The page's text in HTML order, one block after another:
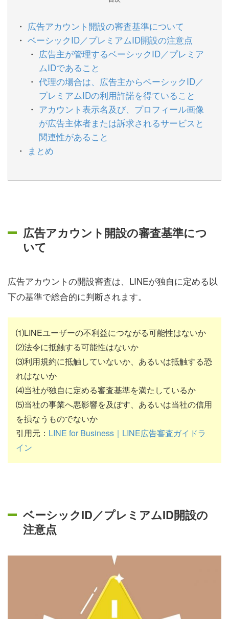
広告アカウント開設の審査基準について
ベーシックID／プレミアムID開設の注意点
広告主が管理するベーシックID／プレミア
ムIDであること
代理の場合は、広告主からベーシックID／
プレミアムIDの利用許諾を得ていること
アカウント表示名及び、プロフィール画像
が広告主体者または訴求されるサービスと
関連性があること
まとめ
広告アカウント開設の審査基準につ
いて
広告アカウントの開設審査は、LINEが独自に定める以
下の基準で総合的に判断されます。
⑴LINEユーザーの不利益につながる可能性はないか
⑵法令に抵触する可能性はないか
⑶利用規約に抵触していないか、あるいは抵触する恐
れはないか
⑷当社が独自に定める審査基準を満たしているか
⑸当社の事業へ悪影響を及ぼす、あるいは当社の信用
を損なうものでないか
引用元： LINE for Business｜LINE広告審査ガイドラ
イン
ベーシックID／プレミアムID開設の
注意点